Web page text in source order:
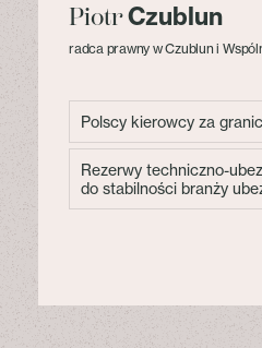
PiotrCzublun
radca prawny w Czublun i
Polscy kierowcy za
Rezerwy techniczno-
do stabilności branży